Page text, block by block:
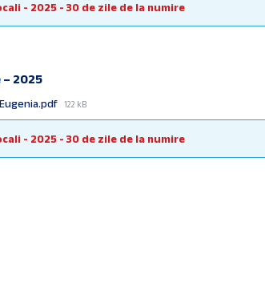
- 2025 - 30 de zile de la numire
– 2025
File
size:
122 kB
- 2025 - 30 de zile de la numire